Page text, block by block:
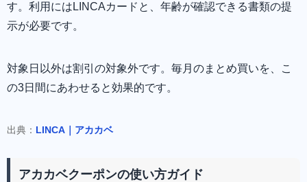
す。利用にはLINCAカードと、年齢が確認できる書類の提
示が必要です。
対象日以外は割引の対象外です。毎月のまとめ買いを、こ
の3日間にあわせると効果的です。
出典： LINCA｜アカカベ
アカカベクーポンの使い方ガイド